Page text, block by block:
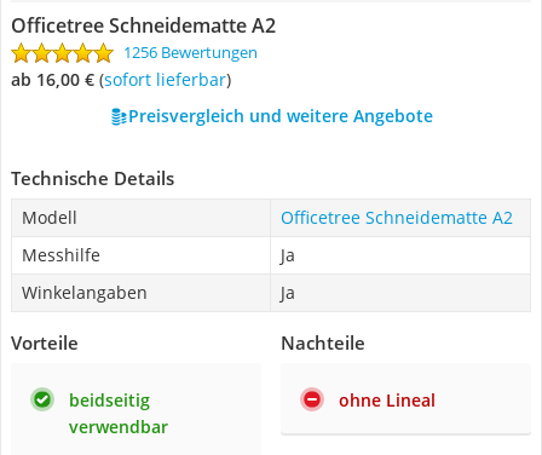
Officetree Schneidematte A2
1256 Bewertungen
ab 16,00 € ( Sofort lieferbar)
Preisvergleich und weitere Angebote
Technische Details
Modell
Officetree Schneidematte A2
Messhilfe
Ja
Winkelangaben
Ja
Vorteile
beidseitig
verwendbar
Nachteile
ohne Lineal